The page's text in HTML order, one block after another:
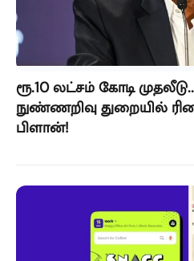
ரூ.10 லட்சம் கோடி
நுண்ணறிவு துறையில்
பிளான்!